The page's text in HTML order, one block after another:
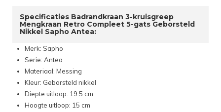
Specificaties Badrandkraan 3-kruisgreep
Mengkraan Retro Compleet 5-gats Geborsteld
Nikkel Sapho Antea:
Merk: Sapho
Serie: Antea
Materiaal: Messing
Kleur: Geborsteld nikkel
Diepte uitloop: 19.5 cm
Hoogte uitloop: 15 cm